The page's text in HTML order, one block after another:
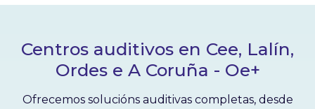
Centros auditivos en Cee, Lalín,
Ordes e A Coruña - Oe+
Ofrecemos solucións auditivas completas, desde